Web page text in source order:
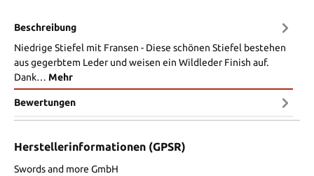
Beschreibung
Niedrige Stiefel mit Fransen - Diese schönen Stiefel bestehen
aus gegerbtem Leder und weisen ein Wildleder Finish auf.
Dank… Mehr
Bewertungen
Herstellerinformationen (GPSR)
Swords and more GmbH